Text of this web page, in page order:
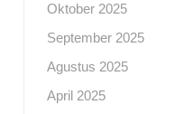
Oktober 2025
September 2025
Agustus 2025
April 2025